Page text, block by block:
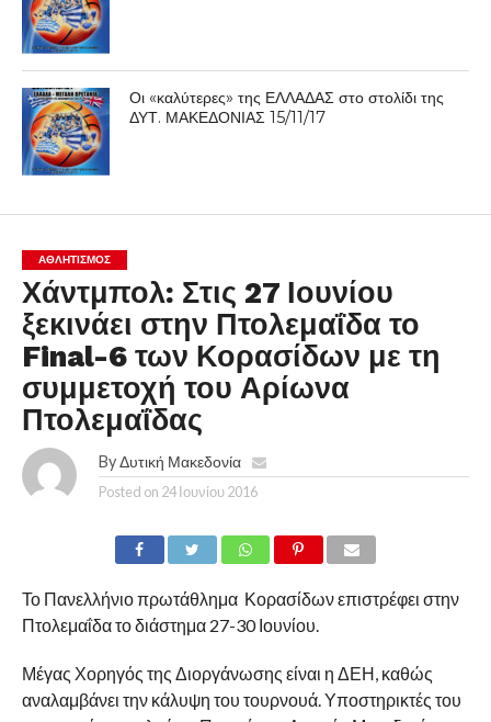
Οι «καλύτερες» της ΕΛΛΑΔΑΣ στο στολίδι της
ΔΥΤ. ΜΑΚΕΔΟΝΙΑΣ 15/11/17
ΑΘΛΗΤΙΣΜΌΣ
Χάντμπολ: Στις 27 Ιουνίου
ξεκινάει στην Πτολεμαΐδα το
Final-6 των Κορασίδων με τη
συμμετοχή του Αρίωνα
Πτολεμαΐδας
By Δυτική Μακεδονία
Posted on 24 Ιουνίου 2016
Το Πανελλήνιο πρωτάθλημα Κορασίδων επιστρέφει στην
Πτολεμαΐδα το διάστημα 27-30 Ιουνίου.
Μέγας Χορηγός της Διοργάνωσης είναι η ΔΕΗ, καθώς
αναλαμβάνει την κάλυψη του τουρνουά. Υποστηρικτές του